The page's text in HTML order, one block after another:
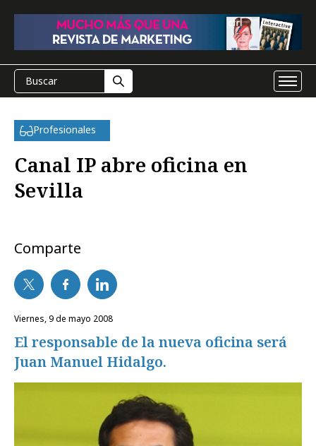
Profesionales
Canal IP abre oficina en
Sevilla
Comparte
viernes, 9 de mayo 2008
El responsable de la nueva oficina será
Juan Manuel Hidalgo.